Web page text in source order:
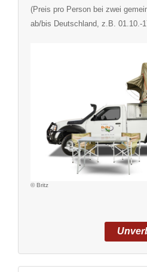
(Preis pro Person bei zwei
ab/bis Deutschland, z.B. 01.10.-
© Britz